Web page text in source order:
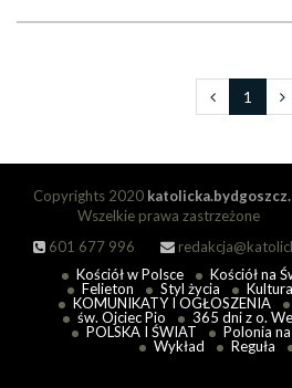
1
Copyrights 2020
Wszelkie prawa zastrzeżone
601 677 996
Kościół w Polsce Kościół na
Felieton
Styl życia Kultura
KOMUNIKATY I OGŁOSZENIA
św. Ojciec Pio
365 dni z o.
POLSKA I ŚWIAT
Polonia
Wykład
Reguła